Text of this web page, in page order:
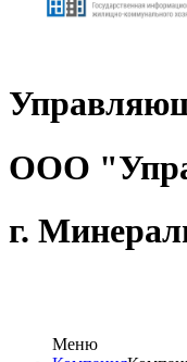
ООО
г.
Меню